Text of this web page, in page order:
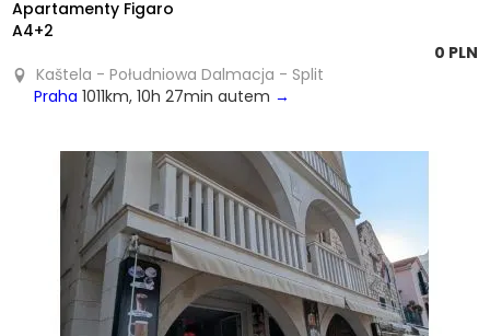
Apartamenty Figaro
A4+2
0 PLN
Kaštela - Południowa Dalmacja - Split
Praha 1011km, 10h 27min autem →